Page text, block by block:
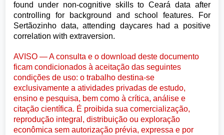
found under non-cognitive skills to Ceará data after
controlling for background and school features. For
Sertãozinho data, attending daycares had a positive
correlation with extraversion.
AVISO — A consulta e o download deste documento
ficam condicionados à aceitação das seguintes
condições de uso: o trabalho destina-se
exclusivamente a atividades privadas de estudo,
ensino e pesquisa, bem como à crítica, análise e
citação científica. É proibida sua comercialização,
reprodução integral, distribuição ou exploração
econômica sem autorização prévia, expressa e por